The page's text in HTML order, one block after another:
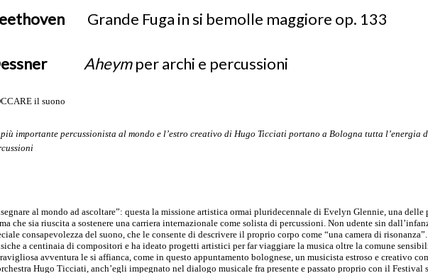
Grande Fuga in si bemolle maggiore op. 133
Aheymper archi e percussioni
il suono
ù importante percussionista al mondo e l’estro creativo di Hugo Ticciati portano a Bologna tutta l’energia
al mondo ad ascoltare”: questa la missione artistica ormai pluridecennale di Evelyn Glennie, una
che sia riuscita a sostenere una carriera internazionale come solista di percussioni. Non udente sin
consapevolezza del suono, che le consente di descrivere il proprio corpo come “una camera di
a centinaia di compositori e ha ideato progetti artistici per far viaggiare la musica oltre la comune
avventura le si affianca, come in questo appuntamento bolognese, un musicista estroso e creativo
Hugo Ticciati, anch’egli impegnato nel dialogo musicale fra presente e passato proprio con il Festival